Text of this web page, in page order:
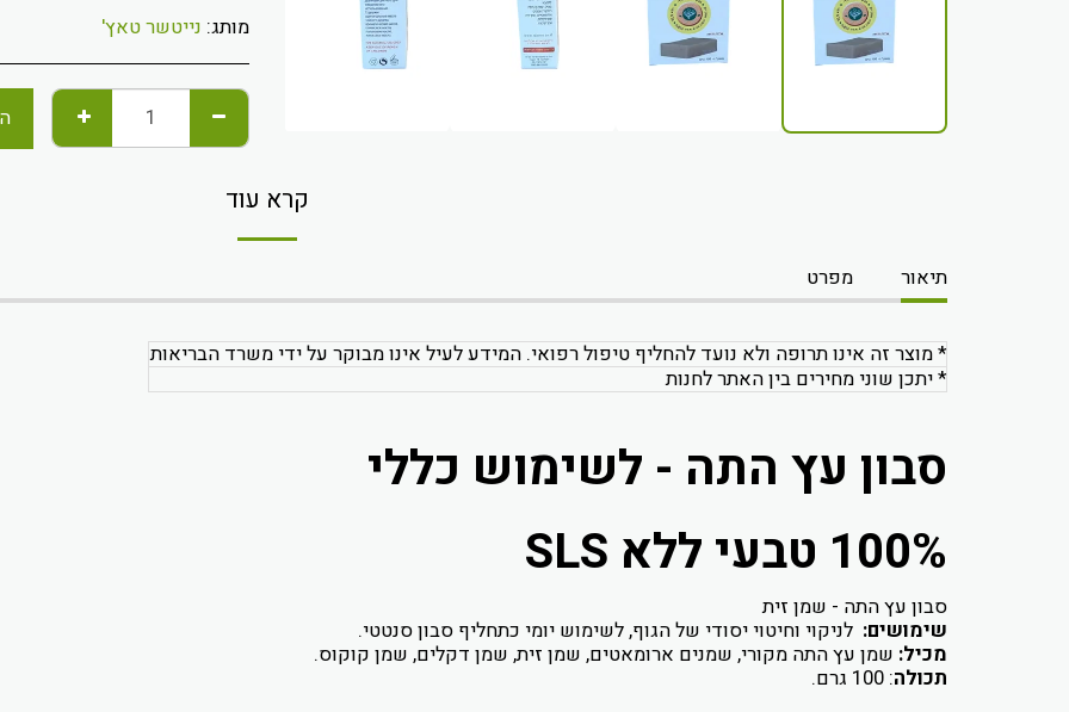
מותג: נייטשר טאץ'
קרא עוד
תיאור מפרט
* מוצר זה אינו תרופה ולא נועד להחליף טיפול רפואי. המידע לעיל אינו מבוקר על ידי משרד הבריאות
* יתכן שוני מחירים בין האתר לחנות
סבון עץ התה - לשימוש כללי
100% טבעי ללא SLS
סבון עץ התה - שמן זית
שימושים: לניקוי וחיטוי יסודי של הגוף, לשימוש יומי כתחליף סבון סנטטי.
מכיל: שמן עץ התה מקורי, שמנים ארומאטים, שמן זית, שמן דקלים, שמן קוקוס.
תכולה: 100 גרם.